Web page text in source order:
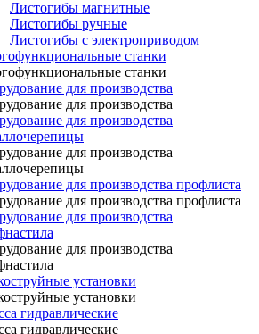
Листогибы магнитные
Листогибы ручные
Листогибы с электроприводом
станки
станки
для производства
для производства
для производства
для производства
для производства профлиста
для производства профлиста
для производства
для производства
установки
установки
гидравлические
гидравлические